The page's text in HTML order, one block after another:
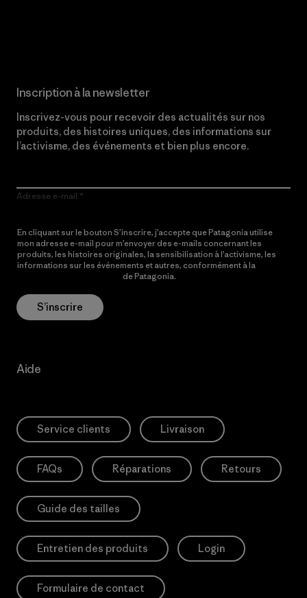
Inscription à la newsletter
Inscrivez-vous pour recevoir des actualités sur nos
produits, des histoires uniques, des informations sur
l’activisme, des événements et bien plus encore.
Adresse e-mail
En cliquant sur le bouton S’inscrire, j’accepte que Patagonia utilise
mon adresse e-mail pour m’envoyer des e-mails concernant les
produits, les histoires originales, la sensibilisation à l’activisme, les
informations sur les événements et autres, conformément à la
de Patagonia.
S’inscrire
Aide
Service clients Livraison
FAQs Réparations Retours
Guide des tailles
Entretien des produits Login
Formulaire de contact